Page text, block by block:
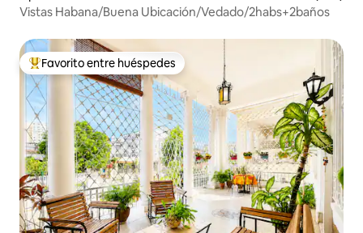
Vistas Habana/Buena Ubicación/Vedado/2habs+2baños
Favorito entre huéspedes preferido
Favorito entre huéspedes